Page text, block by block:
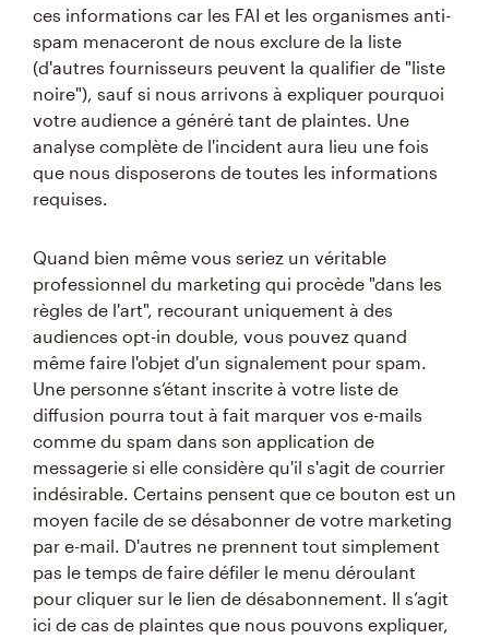
ces informations car les FAI et les organismes anti-
spam menaceront de nous exclure de la liste
(d'autres fournisseurs peuvent la qualifier de "liste
noire"), sauf si nous arrivons à expliquer pourquoi
votre audience a généré tant de plaintes. Une
analyse complète de l'incident aura lieu une fois
que nous disposerons de toutes les informations
requises.
Quand bien même vous seriez un véritable
professionnel du marketing qui procède "dans les
règles de l'art", recourant uniquement à des
audiences opt-in double, vous pouvez quand
même faire l'objet d'un signalement pour spam.
Une personne s’étant inscrite à votre liste de
diffusion pourra tout à fait marquer vos e-mails
comme du spam dans son application de
messagerie si elle considère qu'il s'agit de courrier
indésirable. Certains pensent que ce bouton est un
moyen facile de se désabonner de votre marketing
par e-mail. D'autres ne prennent tout simplement
pas le temps de faire défiler le menu déroulant
pour cliquer sur le lien de désabonnement. Il s’agit
ici de cas de plaintes que nous pouvons expliquer,